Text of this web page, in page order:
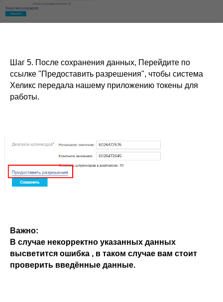
Шаг 5. После сохранения данных, Перейдите по
ссылке "Предоставить разрешения", чтобы система
Хеликс передала нашему приложению токены для
работы.
Важно:
В случае некорректно указанных данных
высветится ошибка , в таком случае вам стоит
проверить введённые данные.